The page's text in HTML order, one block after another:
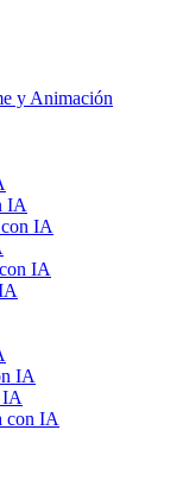
y Animación
IA
IA
IA
IA
IA
con IA